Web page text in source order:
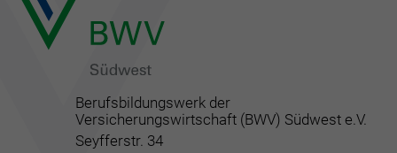
Berufsbildungswerk der
Versicherungswirtschaft (BWV) Südwest e.V.
Seyfferstr. 34